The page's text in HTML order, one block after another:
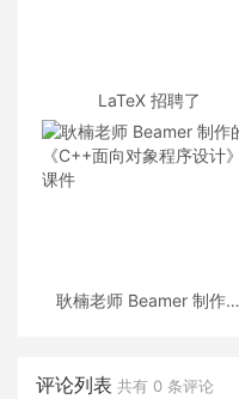
LaTeX 招聘了
耿楠老师 Beamer 制作的
评论列表 共有 0 条评论